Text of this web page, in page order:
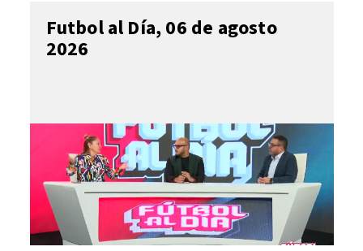
Futbol al Día, 06 de agosto
2026